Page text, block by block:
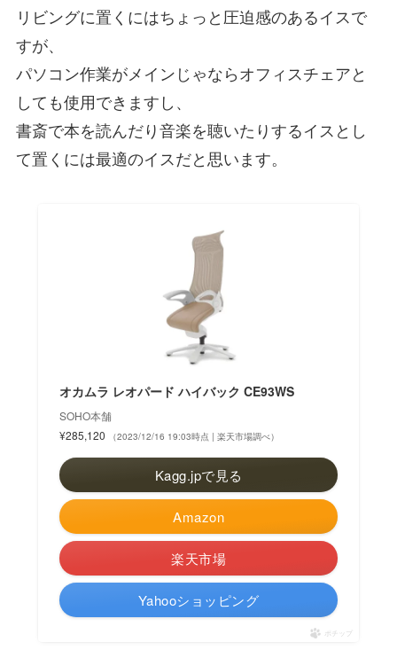
リビングに置くにはちょっと圧迫感のあるイスで
すが、
パソコン作業がメインじゃならオフィスチェアと
しても使用できますし、
書斎で本を読んだり音楽を聴いたりするイスとし
て置くには最適のイスだと思います。
オカムラ レオパード ハイバック CE93WS
SOHO本舗
¥285,120
（2023/12/16 19:03時点 | 楽天市場調べ）
Amazon
楽天市場
Yahooショッピング
Kagg.jpで見る
ポチップ